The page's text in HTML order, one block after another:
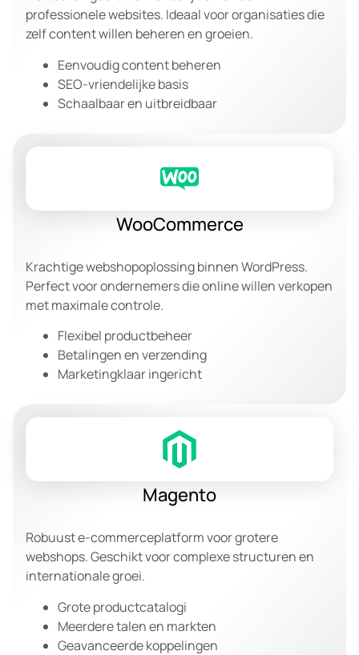
professionele websites. Ideaal voor organisaties die
zelf content willen beheren en groeien.
Eenvoudig content beheren
SEO-vriendelijke basis
Schaalbaar en uitbreidbaar
WooCommerce
Krachtige webshopoplossing binnen WordPress.
Perfect voor ondernemers die online willen verkopen
met maximale controle.
Flexibel productbeheer
Betalingen en verzending
Marketingklaar ingericht
Magento
Robuust e-commerceplatform voor grotere
webshops. Geschikt voor complexe structuren en
internationale groei.
Grote productcatalogi
Meerdere talen en markten
Geavanceerde koppelingen